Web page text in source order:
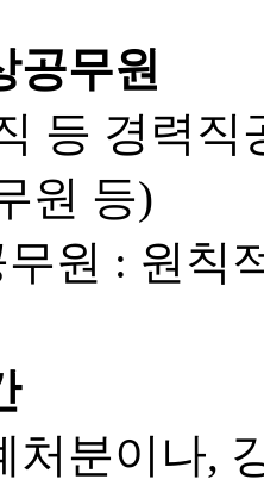
공무원
등 경력
원 등)
원 : 원칙
처분이나,